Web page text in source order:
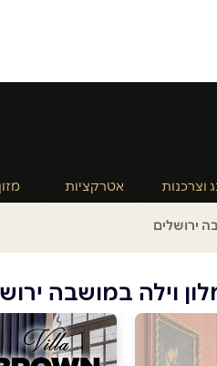
וצרכנות אטרקציות מזון
ירושלים
וילה במושבה